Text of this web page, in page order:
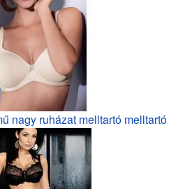
nagy ruházat melltartó melltartó